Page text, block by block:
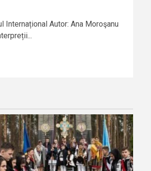
Internațional Autor: Ana Moroşanu